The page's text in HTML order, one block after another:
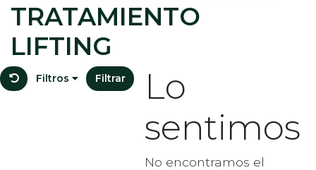
TRATAMIENTO
LIFTING
Filtros Filtrar
Lo
sentimos
No encontramos el